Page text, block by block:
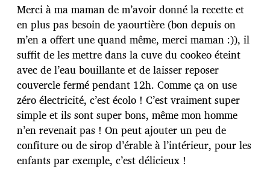
c
a
t
i
o
n
Merci à ma maman de m’avoir donné la recette et
en plus pas besoin de yaourtière (bon depuis on
m’en a offert une quand même, merci maman :)), il
suffit de les mettre dans la cuve du cookeo éteint
avec de l’eau bouillante et de laisser reposer
couvercle fermé pendant 12h. Comme ça on use
zéro électricité, c’est écolo ! C’est vraiment super
simple et ils sont super bons, même mon homme
n’en revenait pas ! On peut ajouter un peu de
confiture ou de sirop d’érable à l’intérieur, pour les
enfants par exemple, c’est délicieux !